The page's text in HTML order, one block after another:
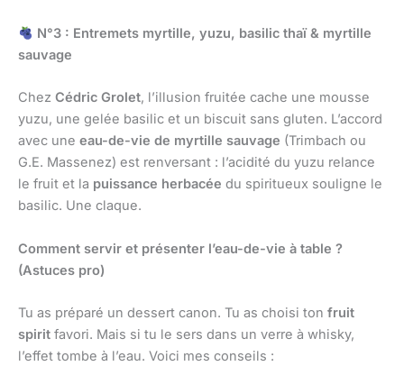
N°3 : Entremets myrtille, yuzu, basilic thaï & myrtille
sauvage
Chez Cédric Grolet, l’illusion fruitée cache une mousse
yuzu, une gelée basilic et un biscuit sans gluten. L’accord
avec une eau-de-vie de myrtille sauvage (Trimbach ou
G.E. Massenez) est renversant : l’acidité du yuzu relance
le fruit et la puissance herbacée du spiritueux souligne le
basilic. Une claque.
Comment servir et présenter l’eau-de-vie à table ?
(Astuces pro)
Tu as préparé un dessert canon. Tu as choisi ton fruit
spirit favori. Mais si tu le sers dans un verre à whisky,
l’effet tombe à l’eau. Voici mes conseils :